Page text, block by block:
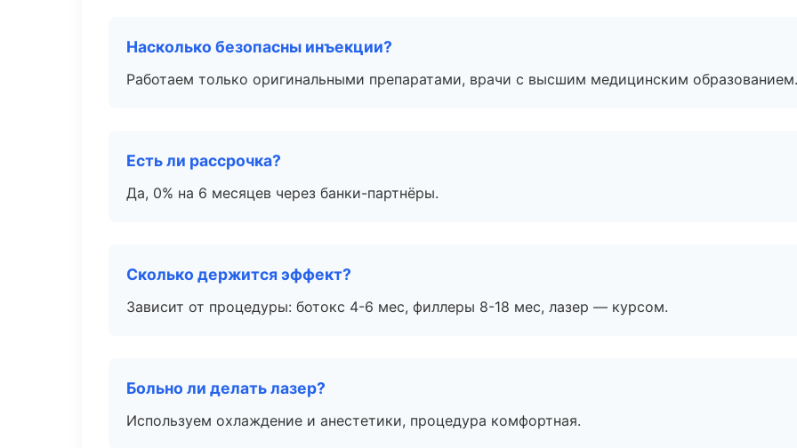
Насколько безопасны инъекции?
Работаем только оригинальными препаратами, врачи с высшим медицинским образованием.
Есть ли рассрочка?
Да, 0% на 6 месяцев через банки-партнёры.
Сколько держится эффект?
Зависит от процедуры: ботокс 4-6 мес, филлеры 8-18 мес, лазер — курсом.
Больно ли делать лазер?
Используем охлаждение и анестетики, процедура комфортная.